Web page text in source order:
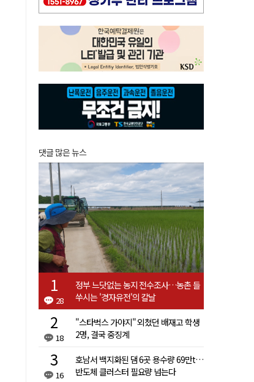
댓글 많은 뉴스
28
정부 느닷없는 농지 전수조사…농촌 들
쑤시는 '경자유전'의 칼날
18
"스타벅스 가야지" 외쳤던 배재고 학생
2명, 결국 중징계
16
호남서 백지화된 댐 6곳 용수량 69만t…
반도체 클러스터 필요량 넘는다